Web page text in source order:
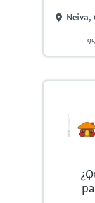
Neiva,